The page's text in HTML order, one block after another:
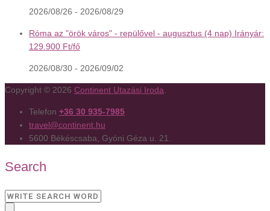
2026/08/26 - 2026/08/29
Róma az "örök város" - repülővel - augusztus (4 nap) Irányár:
129.900 Ft/fő
2026/08/30 - 2026/09/02
Copyright © 2026 Continent Utazási Iroda.
Telefon +36 30 935-7985
travel@continent.hu
5600 Békéscsaba, Gyóni Géza u. 21.
Search